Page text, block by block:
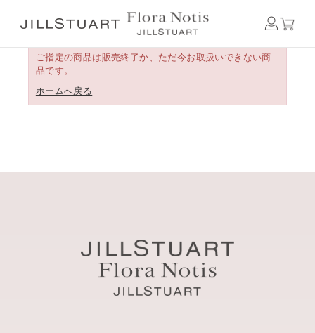
ご指定の商品は販売終了か、ただ今お取扱いできない商
品です。
ホームへ戻る